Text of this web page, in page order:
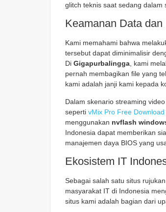
glitch teknis saat sedang dalam
Keamanan Data
Kami memahami bahwa
tersebut dapat diminimalisir
Di Gigapurbalingga, kami
pernah membagikan file yang
kami adalah janji kami kepada
Dalam skenario streaming
seperti vMix Pro Free Download
menggunakan nvflash
Indonesia dapat memberikan
manajemen daya BIOS yang
Ekosistem IT
Sebagai salah satu situs
masyarakat IT di Indonesia
situs kami adalah bagian dari